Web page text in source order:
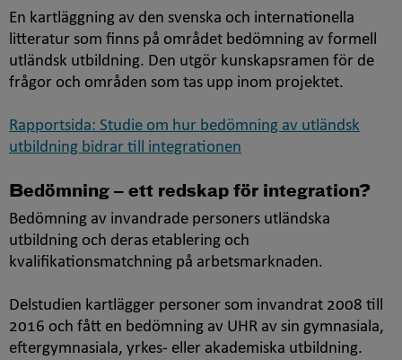
En kartläggning av den svenska och internationella
litteratur som finns på området bedömning av formell
utländsk utbildning. Den utgör kunskapsramen för de
frågor och områden som tas upp inom projektet.
Rapportsida: Studie om hur bedömning av utländsk
utbildning bidrar till integrationen
Bedömning ‒ ett redskap för integration?
Bedömning av invandrade personers utländska
utbildning och deras etablering och
kvalifikationsmatchning på arbetsmarknaden.
Delstudien kartlägger personer som invandrat 2008 till
2016 och fått en bedömning av UHR av sin gymnasiala,
eftergymnasiala, yrkes- eller akademiska utbildning.